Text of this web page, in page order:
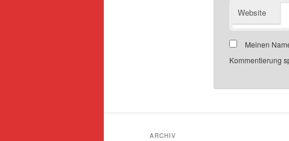
Website
Meinen
Kommentierung
ARCHIV